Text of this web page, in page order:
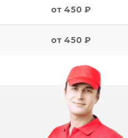
от 450 ₽
от 450 ₽